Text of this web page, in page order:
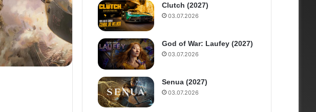
Clutch (2027)
03.07.2026
God of War: Laufey (2027)
03.07.2026
Senua (2027)
03.07.2026